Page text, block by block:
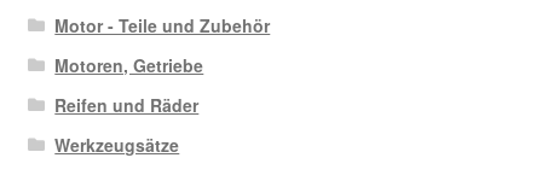
Motor - Teile und Zubehör
Motoren, Getriebe
Reifen und Räder
Werkzeugsätze